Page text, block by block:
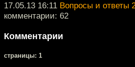
17.05.13 16:11 Вопросы и ответы
комментарии: 62
Комментарии
cтраницы: 1